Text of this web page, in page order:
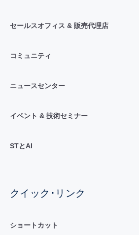
セールスオフィス & 販売代理店
コミュニティ
ニュースセンター
イベント & 技術セミナー
STとAI
クイック･リンク
ショートカット